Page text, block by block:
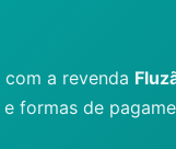
com a revenda
formas de